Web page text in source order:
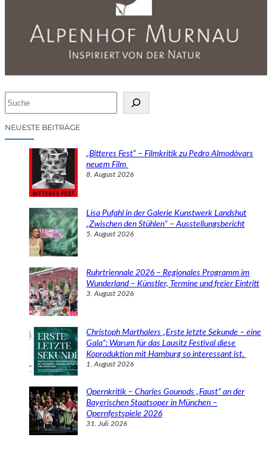
cNEUESTE BEITRÄGE
„Bitteres Fest“ – Filmkritik zu Pedro Almodóvars
neuem Film
8. August 2026
Lisa Pufahl in der Galerie Kunstwerk Landshut
„Zwischen den Stühlen“ – Ausstellungsbericht
5. August 2026
Ruhrtriennale 2026 – Regionales Programm im
Wunderland – Künstler, Termine und freier Eintritt
3. August 2026
Christoph Marthalers „Erste letzte Sekunde – eine
Gala“: Warum für das Lausitz Festival diese
Koproduktion mit Hamburg so interessant ist.
1. August 2026
Opernkritik – Charles Gounods „Faust“ an der
Bayerischen Staatsoper in München –
Opernfestspiele 2026
31. Juli 2026